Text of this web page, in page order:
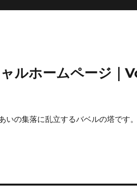
ルホームページ｜
いの集落に乱立するバベルの塔です。